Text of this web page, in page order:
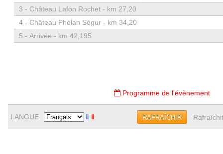
3 - Château Lafon Rochet - km 27,20
4 - Château Phélan Ségur - km 34,20
5 - Arrivée - km 42,195
Programme de l'évènement
LANGUE RAFRAÎCHIR